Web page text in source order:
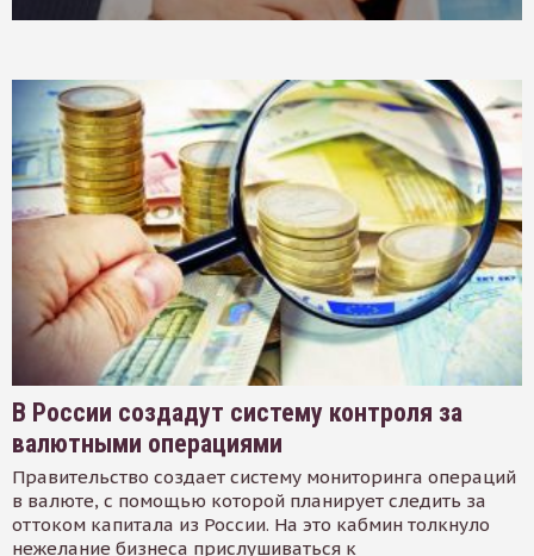
В России создадут систему контроля за
валютными операциями
Правительство создает систему мониторинга операций
в валюте, с помощью которой планирует следить за
оттоком капитала из России. На это кабмин толкнуло
нежелание бизнеса прислушиваться к